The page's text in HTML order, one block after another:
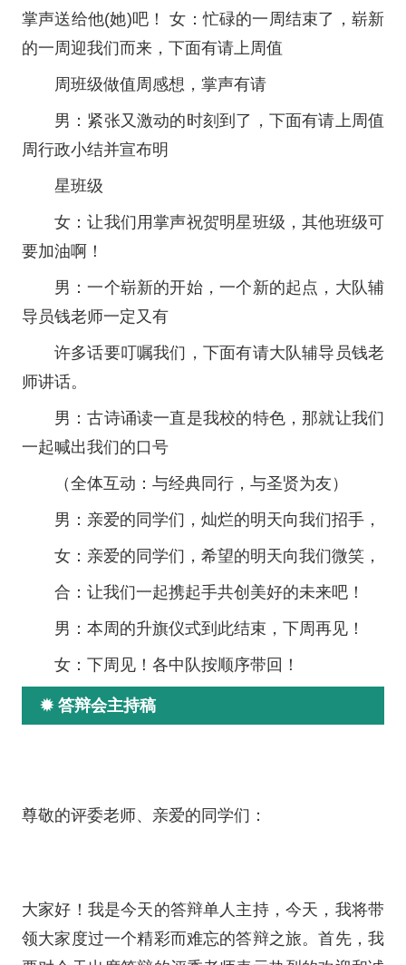
掌声送给他(她)吧！ 女：忙碌的一周结束了，崭新
的一周迎我们而来，下面有请上周值
周班级做值周感想，掌声有请
男：紧张又激动的时刻到了，下面有请上周值
周行政小结并宣布明
星班级
女：让我们用掌声祝贺明星班级，其他班级可
要加油啊！
男：一个崭新的开始，一个新的起点，大队辅
导员钱老师一定又有
许多话要叮嘱我们，下面有请大队辅导员钱老
师讲话。
男：古诗诵读一直是我校的特色，那就让我们
一起喊出我们的口号
（全体互动：与经典同行，与圣贤为友）
男：亲爱的同学们，灿烂的明天向我们招手，
女：亲爱的同学们，希望的明天向我们微笑，
合：让我们一起携起手共创美好的未来吧！
男：本周的升旗仪式到此结束，下周再见！
女：下周见！各中队按顺序带回！
✹ 答辩会主持稿
尊敬的评委老师、亲爱的同学们：
大家好！我是今天的答辩单人主持，今天，我将带
领大家度过一个精彩而难忘的答辩之旅。首先，我